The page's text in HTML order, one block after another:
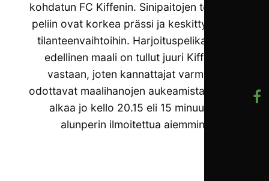
kohdatun FC Kiffenin. Sinipaitojen teemoja
peliin ovat korkea prässi ja keskittyminen
tilanteenvaihtoihin. Harjoituspelikauden
edellinen maali on tullut juuri Kiffeniä
vastaan, joten kannattajat varmasti
odottavat maalihanojen aukeamista. Ottelu
alkaa jo kello 20.15 eli 15 minuuttia
alunperin ilmoitettua aiemmin.